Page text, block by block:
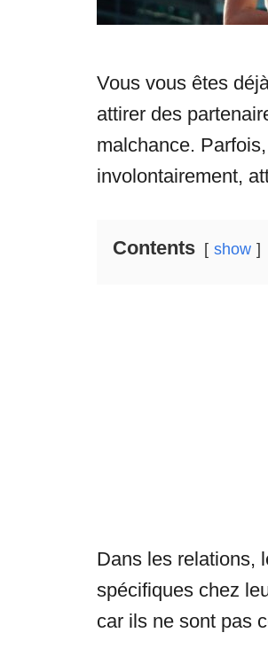
Vous vous êtes
attirer des
malchance.
involontairement,
Contents show
Dans les relations,
spécifiques chez
car ils ne sont pas